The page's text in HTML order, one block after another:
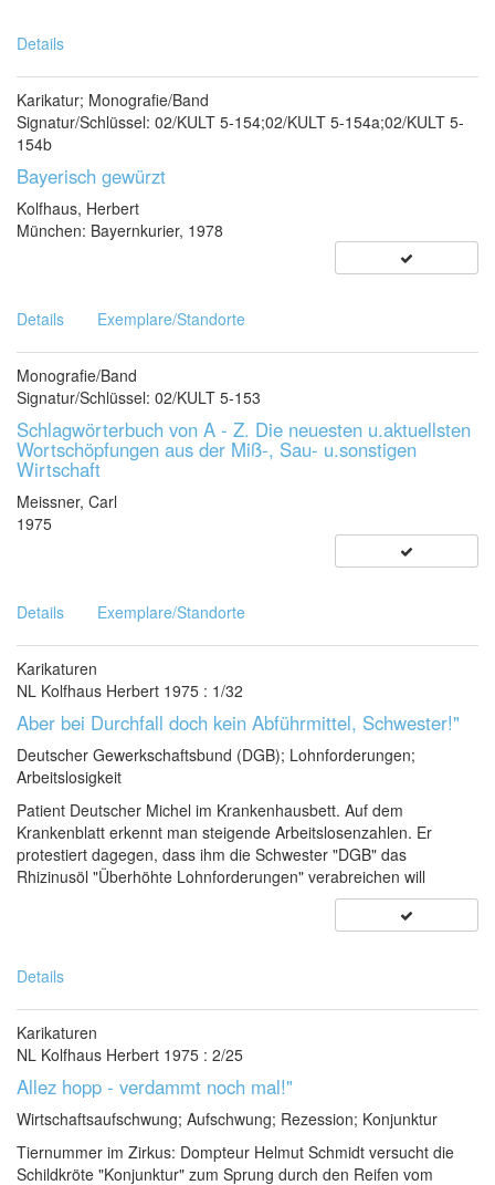
Details
Karikatur; Monografie/Band
Signatur/Schlüssel: 02/KULT 5-154;02/KULT 5-154a;02/KULT 5-
154b
Bayerisch gewürzt
Kolfhaus, Herbert
München: Bayernkurier, 1978
Details Exemplare/Standorte
Monografie/Band
Signatur/Schlüssel: 02/KULT 5-153
Schlagwörterbuch von A - Z. Die neuesten u.aktuellsten
Wortschöpfungen aus der Miß-, Sau- u.sonstigen
Wirtschaft
Meissner, Carl
1975
Details Exemplare/Standorte
Karikaturen
NL Kolfhaus Herbert 1975 : 1/32
Aber bei Durchfall doch kein Abführmittel, Schwester!"
Deutscher Gewerkschaftsbund (DGB); Lohnforderungen;
Arbeitslosigkeit
Patient Deutscher Michel im Krankenhausbett. Auf dem
Krankenblatt erkennt man steigende Arbeitslosenzahlen. Er
protestiert dagegen, dass ihm die Schwester "DGB" das
Rhizinusöl "Überhöhte Lohnforderungen" verabreichen will
Details
Karikaturen
NL Kolfhaus Herbert 1975 : 2/25
Allez hopp - verdammt noch mal!"
Wirtschaftsaufschwung; Aufschwung; Rezession; Konjunktur
Tiernummer im Zirkus: Dompteur Helmut Schmidt versucht die
Schildkröte "Konjunktur" zum Sprung durch den Reifen vom